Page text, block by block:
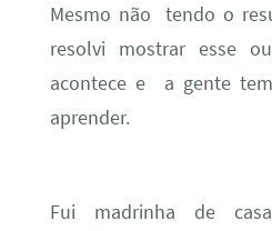
Mesmo não tendo o
resolvi mostrar esse
acontece e a gente
aprender.
Fui madrinha de